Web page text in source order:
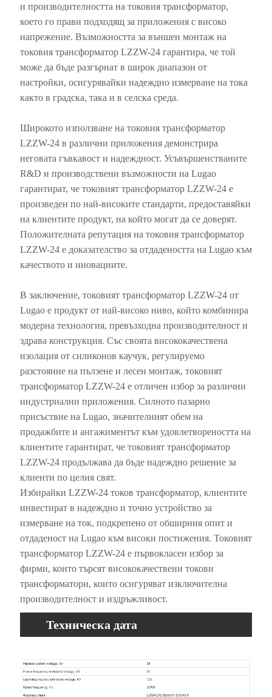
и производителността на токовия трансформатор,
което го прави подходящ за приложения с високо
напрежение. Възможността за външен монтаж на
токовия трансформатор LZZW-24 гарантира, че той
може да бъде разгърнат в широк диапазон от
настройки, осигурявайки надеждно измерване на тока
както в градска, така и в селска среда.
Широкото използване на токовия трансформатор
LZZW-24 в различни приложения демонстрира
неговата гъвкавост и надеждност. Усъвършенстваните
R&D и производствени възможности на Lugao
гарантират, че токовият трансформатор LZZW-24 е
произведен по най-високите стандарти, предоставяйки
на клиентите продукт, на който могат да се доверят.
Положителната репутация на токовия трансформатор
LZZW-24 е доказателство за отдадеността на Lugao към
качеството и иновациите.
В заключение, токовият трансформатор LZZW-24 от
Lugao е продукт от най-високо ниво, който комбинира
модерна технология, превъзходна производителност и
здрава конструкция. Със своята висококачествена
изолация от силиконов каучук, регулируемо
разстояние на пълзене и лесен монтаж, токовият
трансформатор LZZW-24 е отличен избор за различни
индустриални приложения. Силното пазарно
присъствие на Lugao, значителният обем на
продажбите и ангажиментът към удовлетвореността на
клиентите гарантират, че токовият трансформатор
LZZW-24 продължава да бъде надеждно решение за
клиенти по целия свят.
Избирайки LZZW-24 токов трансформатор, клиентите
инвестират в надеждно и точно устройство за
измерване на ток, подкрепено от обширния опит и
отдаденост на Lugao към високи постижения. Токовият
трансформатор LZZW-24 е първокласен избор за
фирми, които търсят висококачествени токови
трансформатори, които осигуряват изключителна
производителност и издръжливост.
Техническа дата